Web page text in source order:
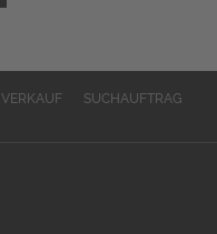
VERKAUF
SUCHAUFTRAG